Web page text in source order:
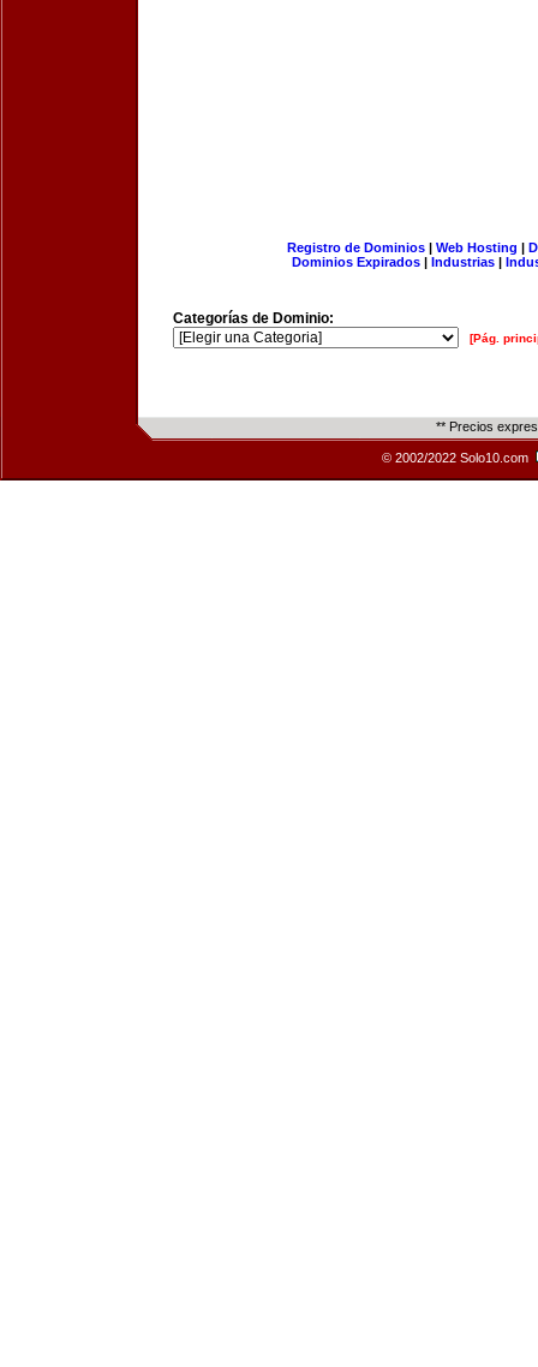
Registro de Dominios| Web Hosting |
Dominios Expirados | Industrias |
Categorías de Dominio:
[Pág.
** Precios
© 2002/2022 Solo10.com